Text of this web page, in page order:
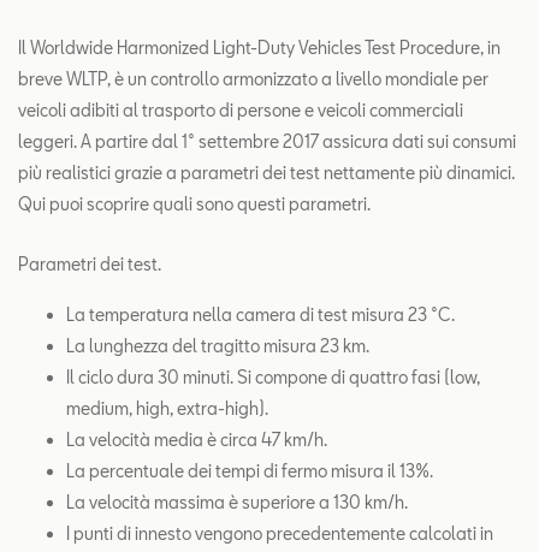
Il Worldwide Harmonized Light-Duty Vehicles Test Procedure, in
breve WLTP, è un controllo armonizzato a livello mondiale per
veicoli adibiti al trasporto di persone e veicoli commerciali
leggeri. A partire dal 1° settembre 2017 assicura dati sui consumi
più realistici grazie a parametri dei test nettamente più dinamici.
Qui puoi scoprire quali sono questi parametri.
Parametri dei test.
La temperatura nella camera di test misura 23 °C.
La lunghezza del tragitto misura 23 km.
Il ciclo dura 30 minuti. Si compone di quattro fasi (low,
medium, high, extra-high).
La velocità media è circa 47 km/h.
La percentuale dei tempi di fermo misura il 13%.
La velocità massima è superiore a 130 km/h.
I punti di innesto vengono precedentemente calcolati in